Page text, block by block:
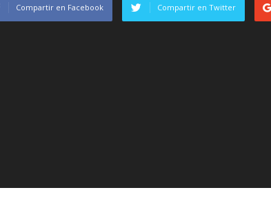
Compartir en Facebook Compartir en Twitter